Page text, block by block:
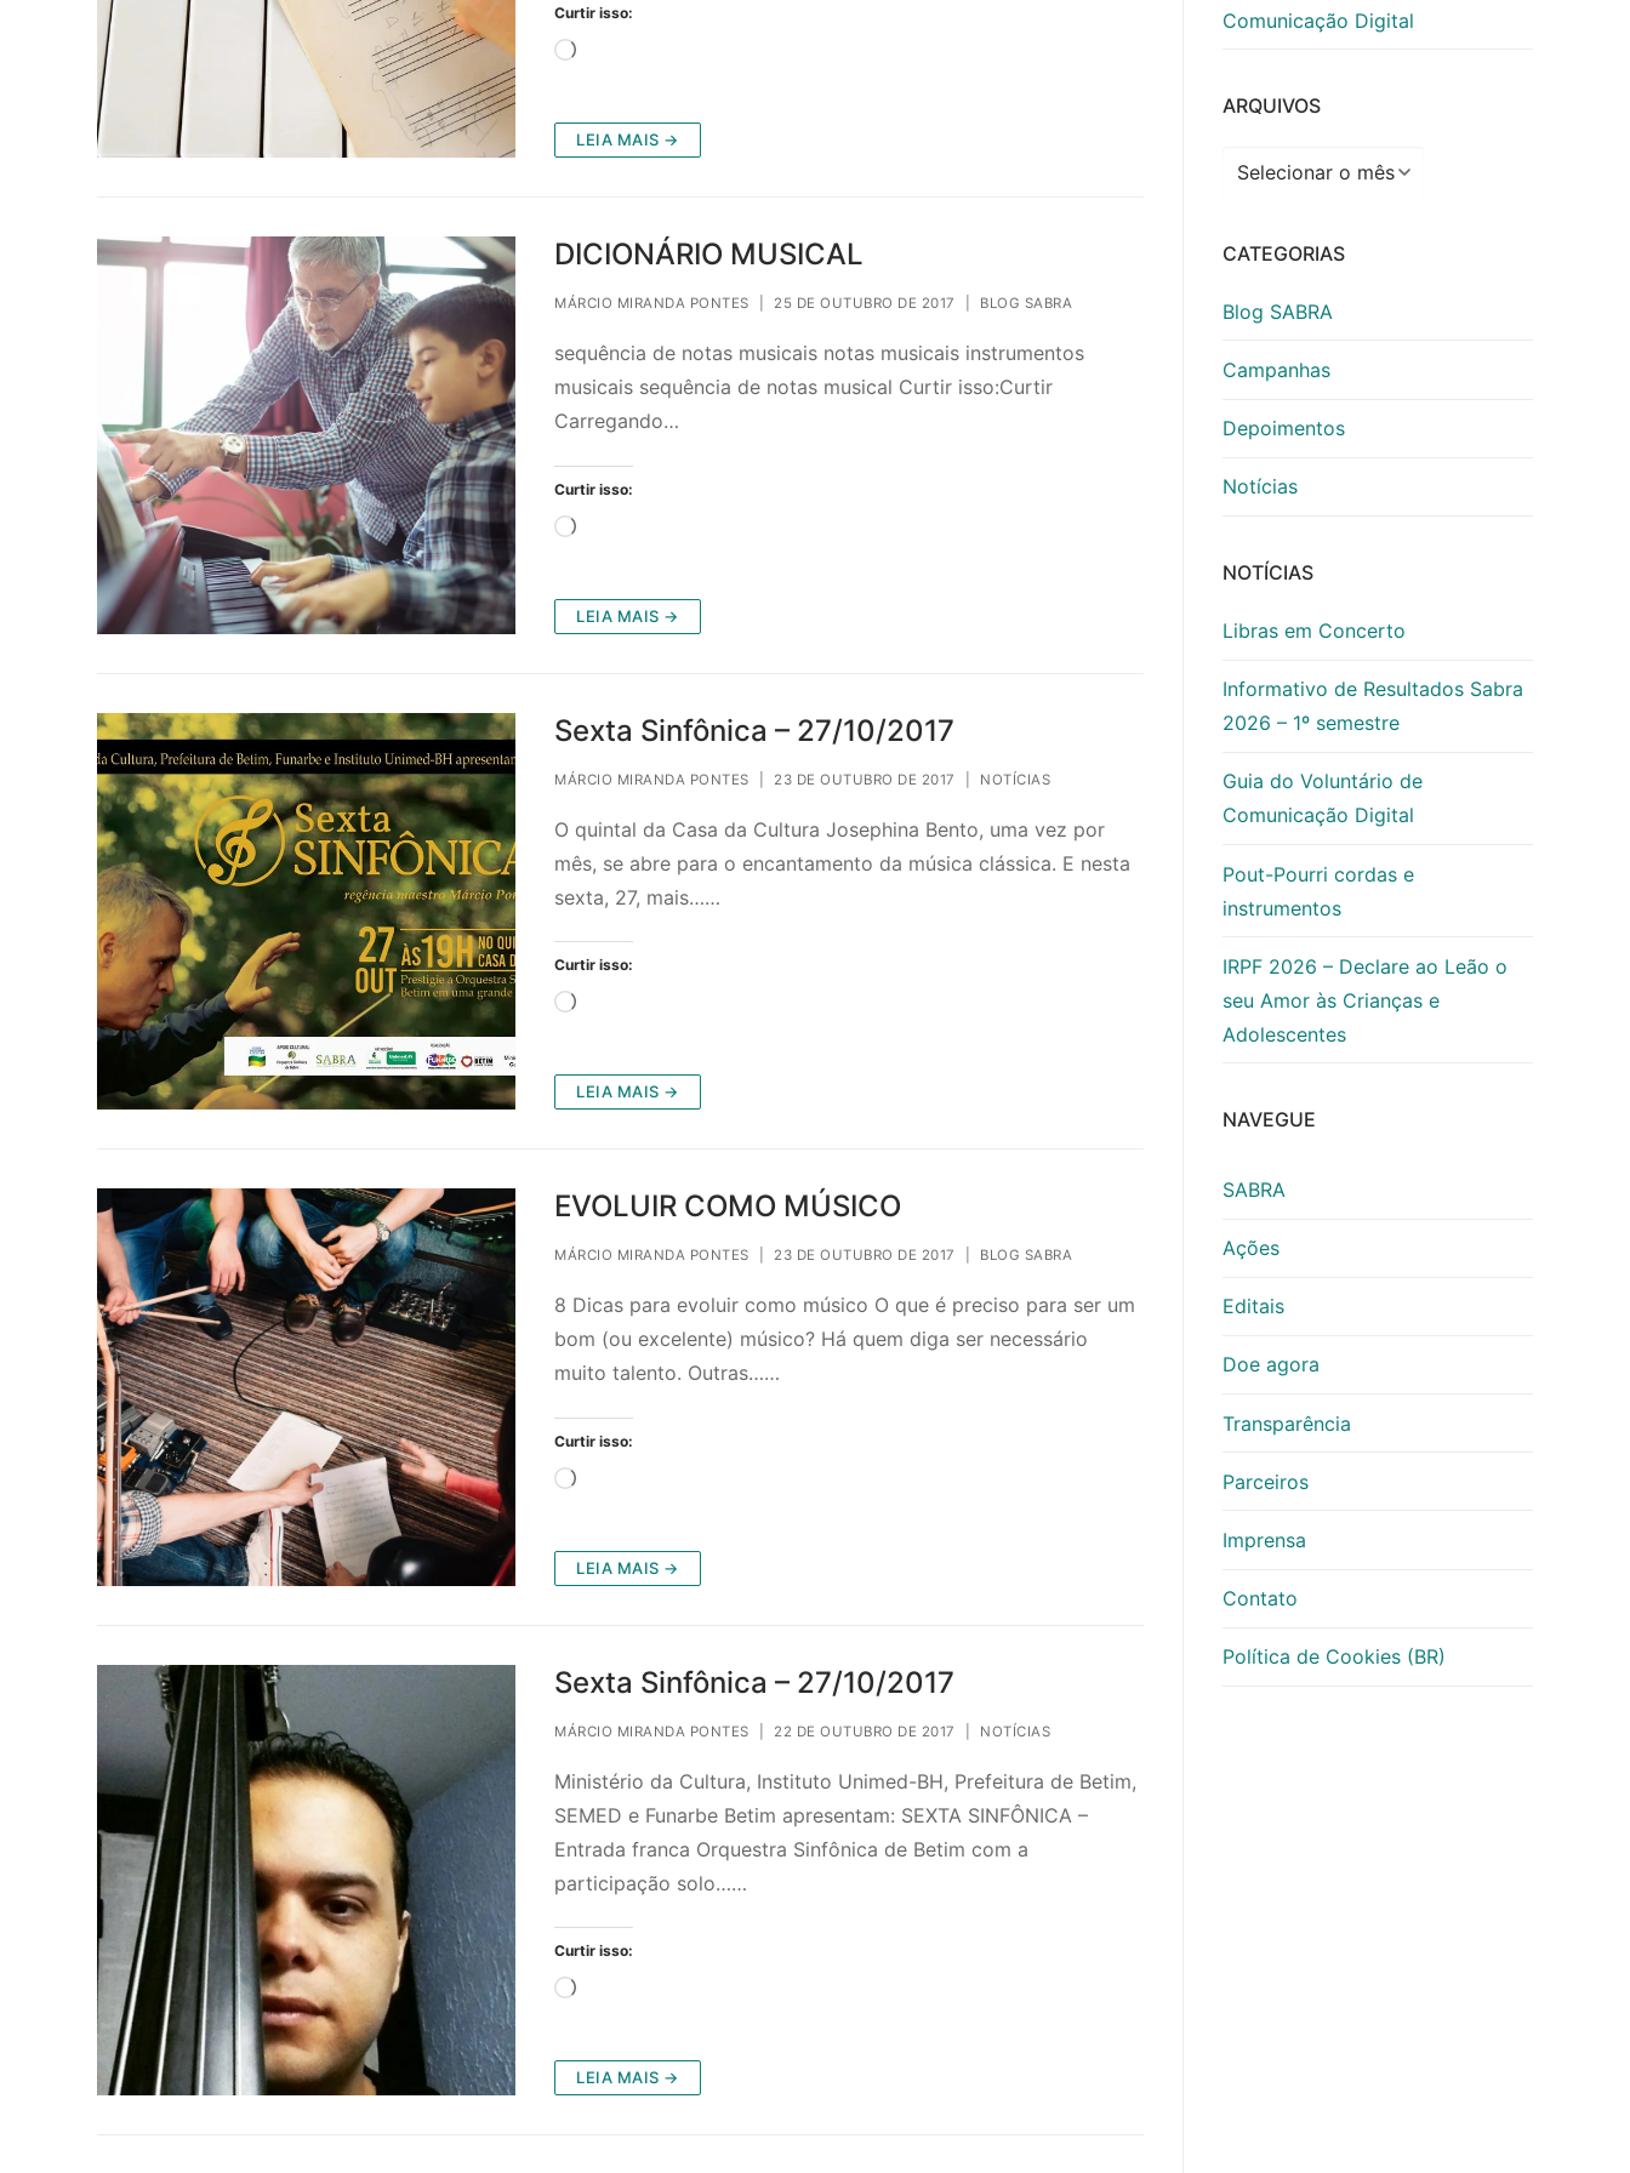
Curtir isso:
Carregando...
LEIA MAIS →
DICIONÁRIO MUSICAL
MÁRCIO MIRANDA PONTES 25 DE OUTUBRO DE 2017 BLOG SABRA
sequência de notas musicais notas musicais instrumentos
musicais sequência de notas musical Curtir isso:Curtir
Carregando…
Curtir isso:
Carregando...
LEIA MAIS →
Sexta Sinfônica – 27/10/2017
MÁRCIO MIRANDA PONTES 23 DE OUTUBRO DE 2017 NOTÍCIAS
O quintal da Casa da Cultura Josephina Bento, uma vez por
mês, se abre para o encantamento da música clássica. E nesta
sexta, 27, mais……
Curtir isso:
Carregando...
LEIA MAIS →
EVOLUIR COMO MÚSICO
MÁRCIO MIRANDA PONTES 23 DE OUTUBRO DE 2017 BLOG SABRA
8 Dicas para evoluir como músico O que é preciso para ser um
bom (ou excelente) músico? Há quem diga ser necessário
muito talento. Outras……
Curtir isso:
Carregando...
LEIA MAIS →
Sexta Sinfônica – 27/10/2017
MÁRCIO MIRANDA PONTES 22 DE OUTUBRO DE 2017 NOTÍCIAS
Ministério da Cultura, Instituto Unimed-BH, Prefeitura de Betim,
SEMED e Funarbe Betim apresentam: SEXTA SINFÔNICA –
Entrada franca Orquestra Sinfônica de Betim com a
participação solo……
Curtir isso:
Carregando...
LEIA MAIS →
Comunicação Digital
ARQUIVOS
Arquivos
CATEGORIAS
Blog SABRA
Campanhas
Depoimentos
Notícias
NOTÍCIAS
Libras em Concerto
Informativo de Resultados Sabra
2026 – 1º semestre
Guia do Voluntário de
Comunicação Digital
Pout-Pourri cordas e
instrumentos
IRPF 2026 – Declare ao Leão o
seu Amor às Crianças e
Adolescentes
NAVEGUE
SABRA
Ações
Editais
Doe agora
Transparência
Parceiros
Imprensa
Contato
Política de Cookies (BR)